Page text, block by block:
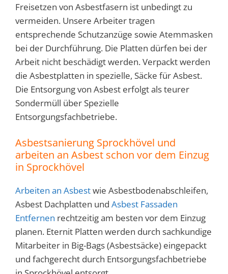
Freisetzen von Asbestfasern ist unbedingt zu
vermeiden. Unsere Arbeiter tragen
entsprechende Schutzanzüge sowie Atemmasken
bei der Durchführung. Die Platten dürfen bei der
Arbeit nicht beschädigt werden. Verpackt werden
die Asbestplatten in spezielle, Säcke für Asbest.
Die Entsorgung von Asbest erfolgt als teurer
Sondermüll über Spezielle
Entsorgungsfachbetriebe.
Asbestsanierung Sprockhövel und
arbeiten an Asbest schon vor dem Einzug
in Sprockhövel
Arbeiten an Asbestwie Asbestbodenabschleifen,
Asbest Dachplatten und Asbest Fassaden
Entfernen rechtzeitig am besten vor dem Einzug
planen. Eternit Platten werden durch sachkundige
Mitarbeiter in Big-Bags (Asbestsäcke) eingepackt
und fachgerecht durch Entsorgungsfachbetriebe